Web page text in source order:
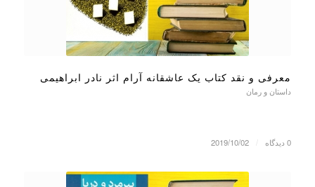
معرفی و نقد کتاب یک عاشقانه آرام اثر نادر ابراهیمی
داستان و رمان
0 دیدگاه 2019/10/02